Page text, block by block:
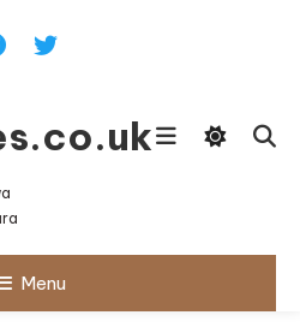
Menu